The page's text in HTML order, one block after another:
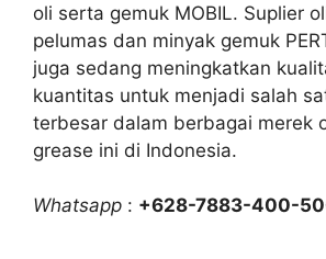
oli serta gemuk MOBIL. Suplier
pelumas dan minyak gemuk
juga sedang meningkatkan
kuantitas untuk menjadi salah
terbesar dalam berbagai merek
grease ini di Indonesia.
Whatsapp : +628-7883-400-